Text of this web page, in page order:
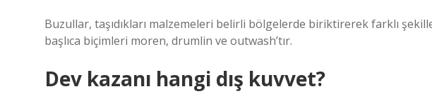
Buzullar, taşıdıkları malzemeleri belirli bölgelerde biriktirerek farklı
başlıca biçimleri moren, drumlin ve outwash’tır.
Dev kazanı hangi dış kuvvet?